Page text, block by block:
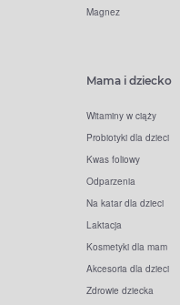
Magnez
Mama i dziecko
Witaminy w ciąży
Probiotyki dla dzieci
Kwas foliowy
Odparzenia
Na katar dla dzieci
Laktacja
Kosmetyki dla mam
Akcesoria dla dzieci
Zdrowie dziecka